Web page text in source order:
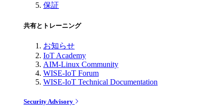
保証
共有とトレーニング
お知らせ
IoT Academy
AIM-Linux Community
WISE-IoT Forum
WISE-IoT Technical Documentation
Security Advisory